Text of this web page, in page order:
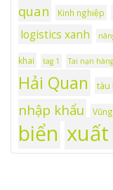
quan
Kinh nghiệp
logistics xanh
khai tag 1 Tai nạn
Hải Quan
tàu
nhập khẩu
biển xuất